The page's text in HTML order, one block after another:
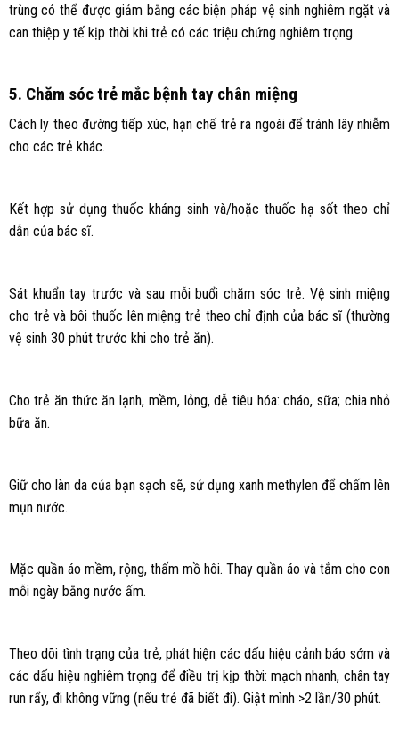
trùng có thể được giảm bằng các biện pháp vệ sinh nghiêm ngặt và
can thiệp y tế kịp thời khi trẻ có các triệu chứng nghiêm trọng.
5. Chăm sóc trẻ mắc bệnh tay chân miệng
Cách ly theo đường tiếp xúc, hạn chế trẻ ra ngoài để tránh lây nhiễm
cho các trẻ khác.
Kết hợp sử dụng thuốc kháng sinh và/hoặc thuốc hạ sốt theo chỉ
dẫn của bác sĩ.
Sát khuẩn tay trước và sau mỗi buổi chăm sóc trẻ. Vệ sinh miệng
cho trẻ và bôi thuốc lên miệng trẻ theo chỉ định của bác sĩ (thường
vệ sinh 30 phút trước khi cho trẻ ăn).
Cho trẻ ăn thức ăn lạnh, mềm, lỏng, dễ tiêu hóa: cháo, sữa; chia nhỏ
bữa ăn.
Giữ cho làn da của bạn sạch sẽ, sử dụng xanh methylen để chấm lên
mụn nước.
Mặc quần áo mềm, rộng, thấm mồ hôi. Thay quần áo và tắm cho con
mỗi ngày bằng nước ấm.
Theo dõi tình trạng của trẻ, phát hiện các dấu hiệu cảnh báo sớm và
các dấu hiệu nghiêm trọng để điều trị kịp thời: mạch nhanh, chân tay
run rẩy, đi không vững (nếu trẻ đã biết đi). Giật mình >2 lần/30 phút.